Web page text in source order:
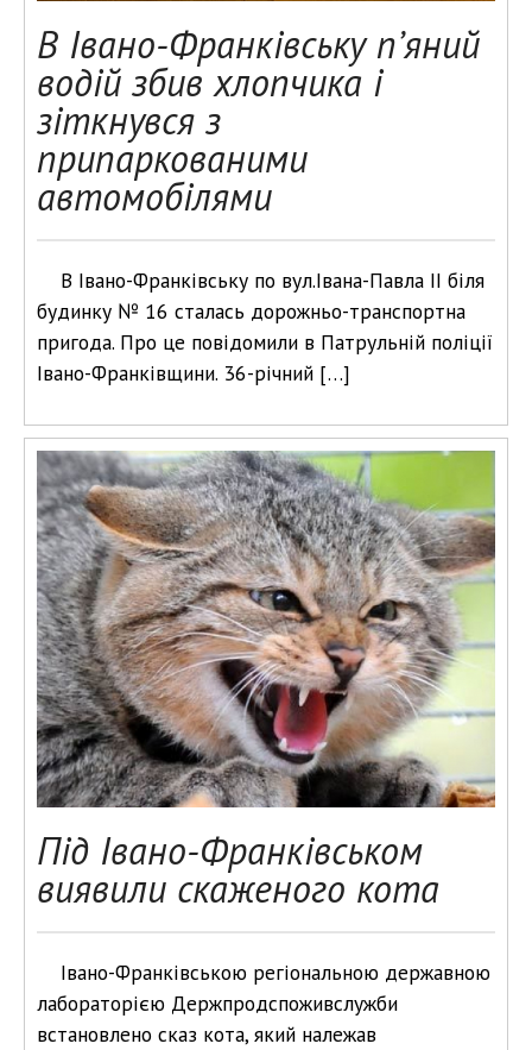
В Івано-Франківську п’яний
водій збив хлопчика і
зіткнувся з
припаркованими
автомобілями
В Івано-Франківську по вул.Івана-Павла ІІ біля
будинку № 16 сталась дорожньо-транспортна
пригода. Про це повідомили в Патрульній поліції
Івано-Франківщини. 36-річний […]
Під Івано-Франківськом
виявили скаженого кота
Івано-Франківською регіональною державною
лабораторією Держпродспоживслужби
встановлено сказ кота, який належав